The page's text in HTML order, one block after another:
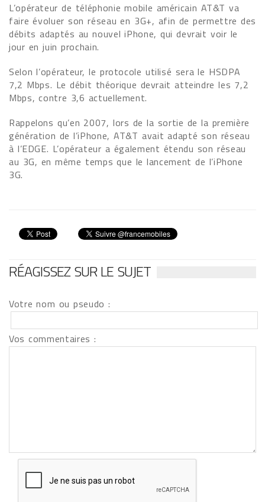
L’opérateur de téléphonie mobile américain AT&T va
faire évoluer son réseau en 3G+, afin de permettre des
débits adaptés au nouvel iPhone, qui devrait voir le
jour en juin prochain.
Selon l’opérateur, le protocole utilisé sera le HSDPA
7,2 Mbps. Le débit théorique devrait atteindre les 7,2
Mbps, contre 3,6 actuellement.
Rappelons qu’en 2007, lors de la sortie de la première
génération de l’iPhone, AT&T avait adapté son réseau
à l’EDGE. L’opérateur a également étendu son réseau
au 3G, en même temps que le lancement de l’iPhone
3G.
RÉAGISSEZ SUR LE SUJET
Votre nom ou pseudo :
Vos commentaires :